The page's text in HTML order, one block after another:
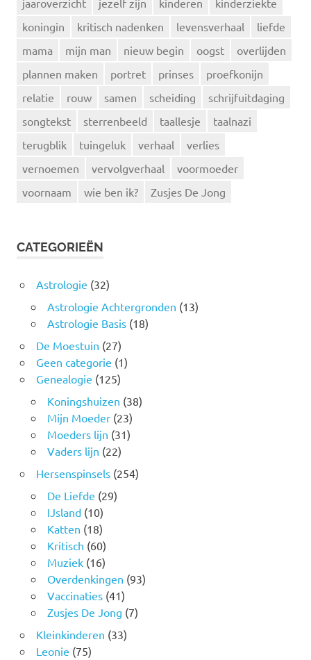
koningin
kritisch nadenken levensverhaal
liefde
mama
mijn man nieuw begin oogst
overlijden
plannen maken
portret prinses
proefkonijn
relatie
rouw samen scheiding
schrijfuitdaging
songtekst
sterrenbeeld taallesje
taalnazi
terugblik
tuingeluk verhaal
verlies
vernoemen
vervolgverhaal
voormoeder
voornaam
wie ben ik? Zusjes De Jong
CATEGORIEËN
Astrologie (32)
Astrologie Achtergronden (13)
Astrologie Basis(18)
De Moestuin (27)
Geen categorie (1)
Genealogie (125)
Koningshuizen (38)
Mijn Moeder(23)
Moeders lijn (31)
Vaders lijn (22)
Hersenspinsels(254)
De Liefde (29)
IJsland(10)
Katten (18)
Kritisch (60)
Muziek(16)
Overdenkingen (93)
Vaccinaties(41)
Zusjes De Jong (7)
Kleinkinderen (33)
Leonie (75)